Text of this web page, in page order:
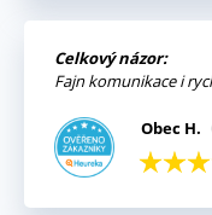
Celkový názor:
Fajn komunikace i
Obec H.